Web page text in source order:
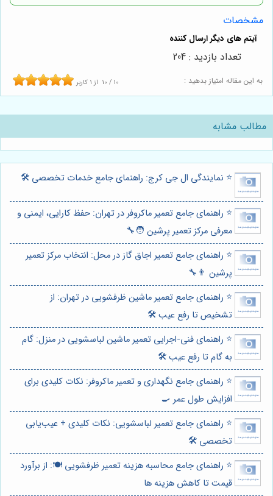
مشخصات
به این مقاله امتیاز بدهید : 10 / 10 از 1 کاربر
تعداد بازدید : 204
مطالب مشابه
⭐️ نمایندگی ال جی کرج: راهنمای جامع خدمات تخصصی 🛠️
⭐️ راهنمای جامع تعمیر ماکروفر در تهران: حفظ کارایی، ایمنی و
معرفی مرکز تعمیر پرشین 🧑‍🔧
⭐️ راهنمای جامع تعمیر اجاق گاز در محل: انتخاب مرکز تعمیر
پرشین 👨‍🔧
⭐️ راهنمای جامع تعمیر ماشین ظرفشویی در تهران: از
تشخیص تا رفع عیب 🛠️
⭐️ راهنمای فنی-اجرایی تعمیر ماشین لباسشویی در منزل: گام
به گام تا رفع عیب 🛠️
⭐️ راهنمای جامع نگهداری و تعمیر ماکروفر: نکات کلیدی برای
افزایش طول عمر 🍳
⭐️ راهنمای جامع تعمیر لباسشویی: نکات کلیدی + عیب‌یابی
تخصصی 🛠️
⭐️ راهنمای جامع محاسبه هزینه تعمیر ظرفشویی 🍽️: از برآورد
قیمت تا کاهش هزینه ها